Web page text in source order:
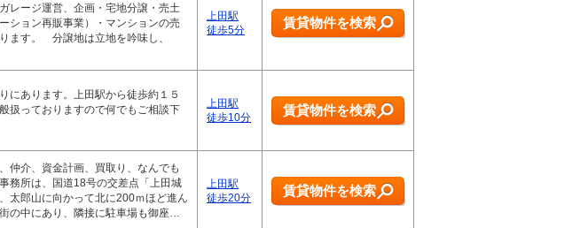
レージ運営、企画・宅地分譲・売土
ション再販事業）・マンションの売
ます。 分譲地は立地を吟味し、
上田駅
徒歩5分
賃貸物件を検索
にあります。上田駅から徒歩約１５
扱っておりますので何でもご相談下
上田駅
徒歩10分
賃貸物件を検索
仲介、資金計画、買取り、なんでも
務所は、国道18号の交差点「上田城
太郎山に向かって北に200ｍほど進ん
の中にあり、隣接に駐車場も御座…
上田駅
徒歩20分
賃貸物件を検索